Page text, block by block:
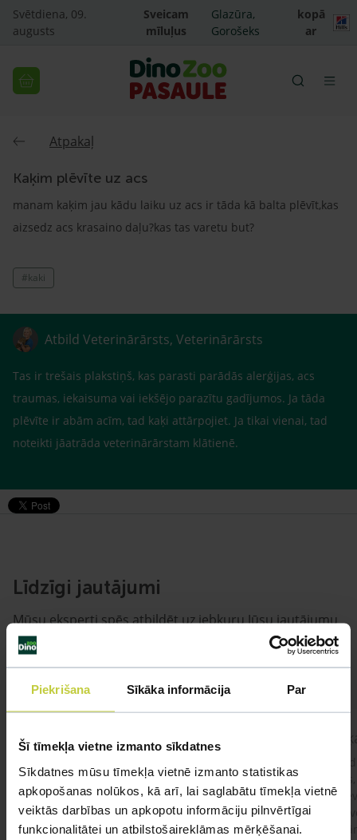
Piekrišana Sīkāka informācija Par
Šī tīmekļa vietne izmanto sīkdatnes
Sīkdatnes mūsu tīmekļa vietnē izmanto statistikas
apkopošanas nolūkos, kā arī, lai saglabātu tīmekļa vietnē
veiktās darbības un apkopotu informāciju pilnvērtīgai
funkcionalitātei un atbilstošaireklāmas mērķēšanai.
Svētdiena, 09.
augusts
Sveicam
mīluļus
Glazūra,
Gorošeks
kopā
ar
Atpakaļ
Kaķim plēvīte uz acs
manam kaķim jau kādu laiku uz acs ir tāda kā balta plēvīt,kas
aizsedz acs krasaino daļu?kas tas varetu but?
#kaki
Atbild Veterinārārsts, Veterinārārsts
Tas ir trešais plakstiņš, kas parasti parādās alerģijas, acs
traumas, iekaisuma vai iekšējo parazītu gadījumos. Ja tāda
plēvīte ir abām acīm, tad kaķi attārpojiet. Ja tikai vienai, tad
noteikti jāatrāda veterinārārstam klātienē.
Līdzīgi jautājumi
Mūsu eksperti spēs atbildēt uz jebkuru Jūsu jautājumu
kaķis apēdis plēvi
garnelēm kārbiņās apakšā.Kādas sekas varētu
būt?Kā kaķis varētu reağēt...Ko darīt?